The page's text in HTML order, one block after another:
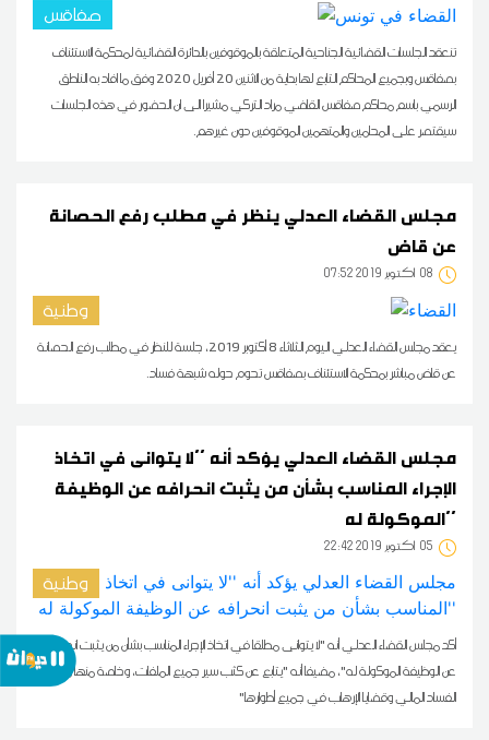
صفاقس
تنعقد الجلسات القضائية الجناحية المتعلقة بالموقوفين بالدائرة القضائية لمحكمة الاستئناف
بصفاقس وبجميع المحاكم التابع لها بداية من الاثنين 20 أفريل 2020 وفق ما افاد به الناطق
الرسمي باسم محاكم صفاقس القاضي مراد التركي مشيرا الى ان الحضور في هذه الجلسات
سيقتصر على المحامين والمتهمين الموقوفين دون غيرهم.
مجلس القضاء العدلي ينظر في مطلب رفع الحصانة
عن قاض
08 07:52 2019 أكتوبر
وطنية
يعقد مجلس القضاء العدلي اليوم الثلاثاء 8 أكتوبر 2019، جلسة للنظر في مطلب رفع الحصانة
عن قاض مباشر بمحكمة الاستئناف بصفاقس تحوم حوله شبهة فساد.
مجلس القضاء العدلي يؤكد أنه ''لا يتوانى في اتخاذ
الإجراء المناسب بشأن من يثبت انحرافه عن الوظيفة
الموكولة له''
05 22:42 2019 أكتوبر
وطنية
أكد مجلس القضاء العدلي أنه "لا يتوانى مطلقا في اتخاذ الإجراء المناسب بشأن من يثبت انحرافه
عن الوظيفة الموكولة له"، مضيفا أنه "يتابع عن كثب سير جميع الملفات، وخاصة منها ملفات
الفساد المالي وقضايا الإرهاب في جميع أطوارها"